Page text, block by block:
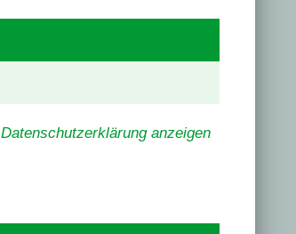
Datenschutzerklärung anzeigen